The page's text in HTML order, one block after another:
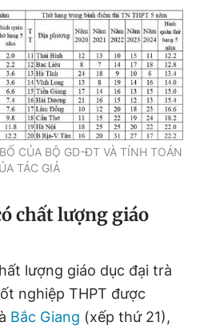
CỦA BỘ GD-ĐT VÀ TÍNH TOÁN
TÁC GIẢ
chất lượng giáo
lượng giáo dục đại trà
nghiệp THPT được
Bắc Giang (xếp thứ 21),